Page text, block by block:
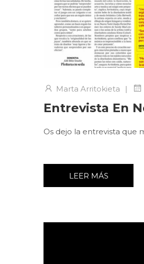
Marta Arritokieta |
Entrevista En
Os dejo la entrevista que
LEER MÁS